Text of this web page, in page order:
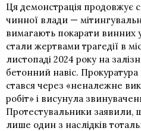
Ця демонстрація продовжує
чинної влади —
вимагають покарати винних
стали жертвами трагедії в
листопаді 2024 року на
бетонний навіс.
стався через «неналежне
робіт» і висунула
Протестувальники заявили,
лише один з наслідків